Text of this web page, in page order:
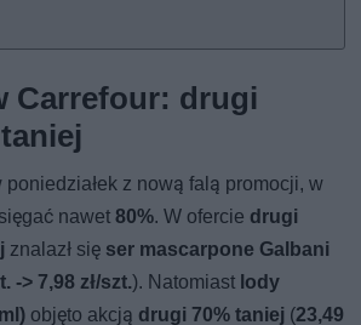
Carrefour: drugi
poniedziałek z nową falą promocji, w
nawet80%. W ofercie drugi
znalazł się ser mascarpone Galbani
-> 7,98 zł/szt.). Natomiast lody
objęto akcją drugi 70% taniej (23,49